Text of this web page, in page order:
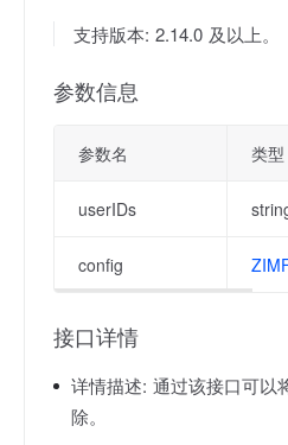
支持版本: 2.14.0 及以上。
参数信息
参数名 类型
userIDs
config
接口详情
详情描述: 通过该接口可以
除。